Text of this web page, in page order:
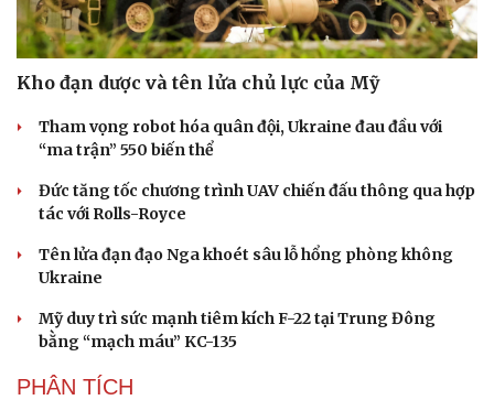
Kho đạn dược và tên lửa chủ lực của Mỹ
Tham vọng robot hóa quân đội, Ukraine đau đầu với
“ma trận” 550 biến thể
Đức tăng tốc chương trình UAV chiến đấu thông qua hợp
tác với Rolls-Royce
Tên lửa đạn đạo Nga khoét sâu lỗ hổng phòng không
Ukraine
Mỹ duy trì sức mạnh tiêm kích F-22 tại Trung Đông
bằng “mạch máu” KC-135
PHÂN TÍCH